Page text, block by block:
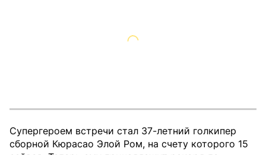
Супергероем встречи стал 37-летний голкипер
сборной Кюрасао Элой Ром, на счету которого 15